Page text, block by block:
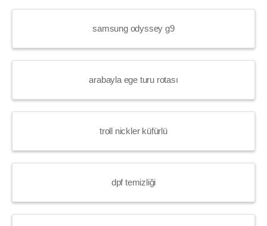
samsung odyssey g9
arabayla ege turu rotası
troll nickler küfürlü
dpf temizliği